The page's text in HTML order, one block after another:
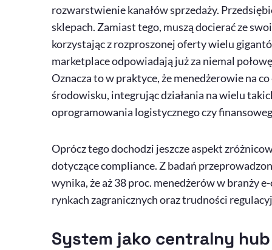
rozwarstwienie kanałów sprzedaży.
sklepach. Zamiast tego, muszą docierać ze
korzystając z rozproszonej oferty wielu
marketplaceodpowiadają już za niemal
Oznacza to w praktyce, że menedżerowie na
środowisku, integrując działania na wielu
oprogramowania logistycznego czy
Oprócz tego dochodzi jeszcze aspekt
dotyczącecompliance. Z badań
wynika, że aż 38 proc. menedżerów w branży
rynkach zagranicznych oraz trudności
System jako centralny hub